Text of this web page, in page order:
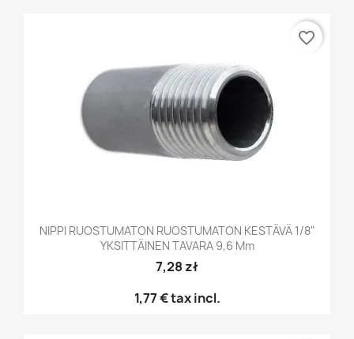
NIPPI RUOSTUMATON RUOSTUMATON KESTÄVÄ 1/8"
YKSITTÄINEN TAVARA 9,6 Mm
7,28 zł
1,77 €tax incl.
favorite_border